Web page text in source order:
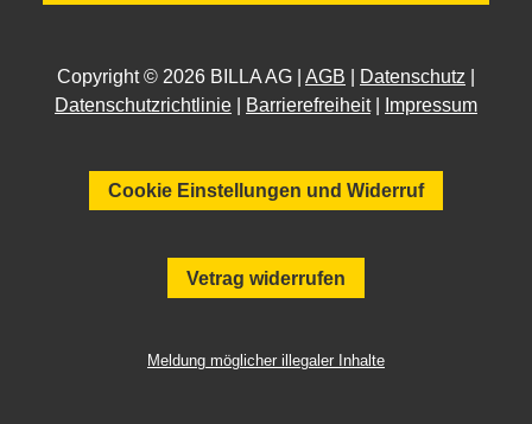
Copyright © 2026 BILLA AG | AGB Datenschutz
Datenschutzrichtlinie
Barrierefreiheit| Impressum
Cookie Einstellungen und Widerruf
Vetrag widerrufen
Meldung möglicher illegaler Inhalte